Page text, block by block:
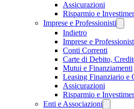
Assicurazioni
Risparmio e
Imprese e Professionisti
Indietro
Imprese e
Conti Correnti
Carte di Debito,
Mutui e Finanziamenti
Leasing Finanziario e
Assicurazioni
Risparmio e
Enti e Associazioni